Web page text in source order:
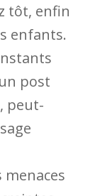
tôt, enfin
enfants.
post
peut-